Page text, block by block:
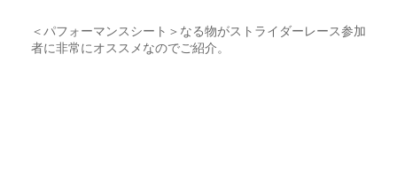
＜パフォーマンスシート＞なる物がストライダーレース参加
者に非常にオススメなのでご紹介。